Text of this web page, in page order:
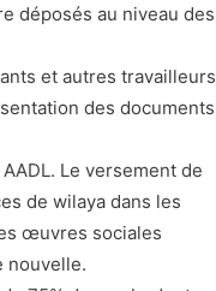
déposés au niveau des
et autres travailleurs
des documents
Le versement de
de wilaya dans les
œuvres sociales
nouvelle.